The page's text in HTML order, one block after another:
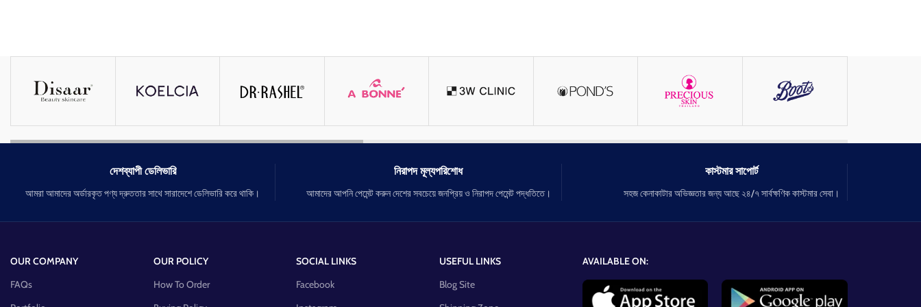
দেশব্যাপী ডেলিভারি
আমরা আমাদের অর্ডারকৃত পণ্য দ্রুততার সাথে সারাদেশে ডেলিভারি করে থাকি।
নিরাপদ মূল্যপরিশোধ
আমাদের আপনি পেমেন্ট করুন দেশের সবচেয়ে জনপ্রিয় ও নিরাপদ পেমেন্ট পদ্ধতিতে।
কাস্টমার সাপোর্ট
সহজ কেনাকাটার অভিজ্ঞতার জন্য আছে ২৪/৭ সার্বক্ষণিক কাস্টমার সেবা।
OUR COMPANY
FAQs
OUR POLICY
How To Order
SOCIAL LINKS
Facebook
USEFUL LINKS
Blog Site
AVAILABLE ON: